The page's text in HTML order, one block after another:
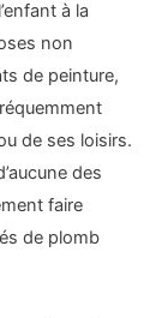
à la
non
de peinture,
de ses loisirs.
des
faire
de plomb